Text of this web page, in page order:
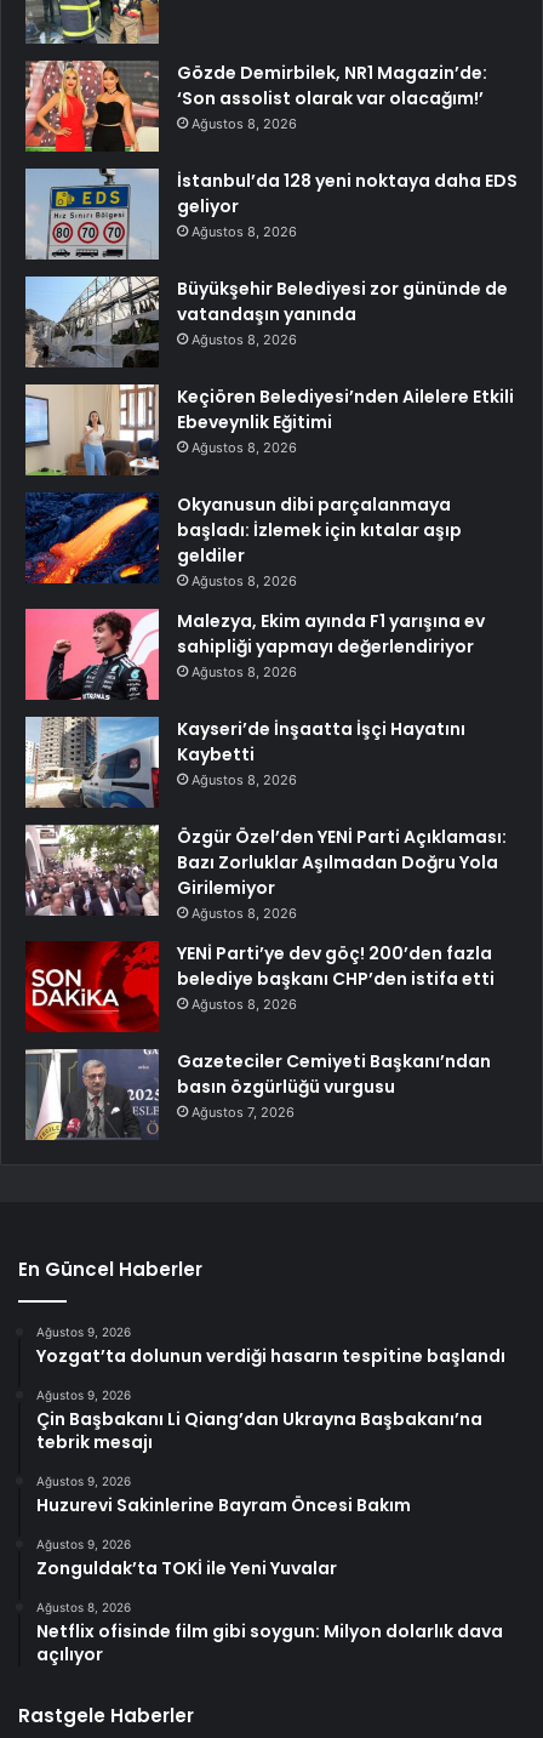
Gözde Demirbilek, NR1 Magazin’de:
‘Son assolist olarak var olacağım!’
Ağustos 8, 2026
İstanbul’da 128 yeni noktaya daha EDS
geliyor
Ağustos 8, 2026
Büyükşehir Belediyesi zor gününde de
vatandaşın yanında
Ağustos 8, 2026
Keçiören Belediyesi’nden Ailelere Etkili
Ebeveynlik Eğitimi
Ağustos 8, 2026
Okyanusun dibi parçalanmaya
başladı: İzlemek için kıtalar aşıp
geldiler
Ağustos 8, 2026
Malezya, Ekim ayında F1 yarışına ev
sahipliği yapmayı değerlendiriyor
Ağustos 8, 2026
Kayseri’de İnşaatta İşçi Hayatını
Kaybetti
Ağustos 8, 2026
Özgür Özel’den YENİ Parti Açıklaması:
Bazı Zorluklar Aşılmadan Doğru Yola
Girilemiyor
Ağustos 8, 2026
YENİ Parti’ye dev göç! 200’den fazla
belediye başkanı CHP’den istifa etti
Ağustos 8, 2026
Gazeteciler Cemiyeti Başkanı’ndan
basın özgürlüğü vurgusu
Ağustos 7, 2026
En Güncel Haberler
Ağustos 9, 2026
Yozgat’ta dolunun verdiği hasarın tespitine başlandı
Ağustos 9, 2026
Çin Başbakanı Li Qiang’dan Ukrayna Başbakanı’na
tebrik mesajı
Ağustos 9, 2026
Huzurevi Sakinlerine Bayram Öncesi Bakım
Ağustos 9, 2026
Zonguldak’ta TOKİ ile Yeni Yuvalar
Ağustos 8, 2026
Netflix ofisinde film gibi soygun: Milyon dolarlık dava
açılıyor
Rastgele Haberler